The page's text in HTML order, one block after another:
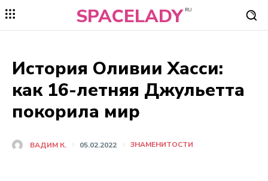
SPACELADY RU
История Оливии Хасси:
как 16-летняя Джульетта
покорила мир
ВАДИМ К. 05.02.2022 ЗНАМЕНИТОСТИ